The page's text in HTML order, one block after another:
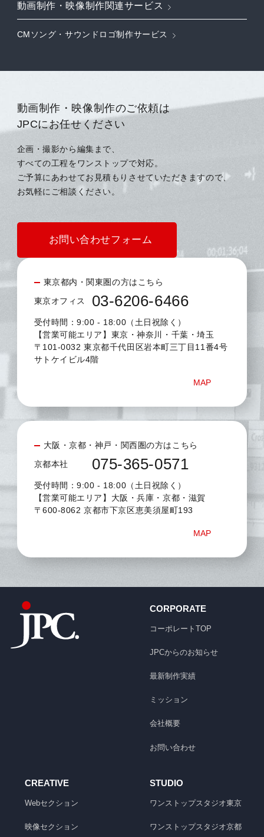
動画制作・映像制作関連サービス
CMソング・サウンドロゴ制作サービス
動画制作・映像制作のご依頼は
JPCにお任せください
企画・撮影から編集まで、
すべての工程をワンストップで対応。
ご予算にあわせてお見積もりさせていただきますので、
お気軽にご相談ください。
お問い合わせフォーム
東京都内・関東圏の方はこちら
東京オフィス 03-6206-6466
受付時間：9:00 - 18:00（土日祝除く）
【営業可能エリア】東京・神奈川・千葉・埼玉
〒101-0032 東京都千代田区岩本町三丁目11番4号
サトケイビル4階
MAP
大阪・京都・神戸・関西圏の方はこちら
京都本社 075-365-0571
受付時間：9:00 - 18:00（土日祝除く）
【営業可能エリア】大阪・兵庫・京都・滋賀
〒600-8062 京都市下京区恵美須屋町193
MAP
CORPORATE
コーポレートTOP
JPCからのお知らせ
最新制作実績
ミッション
会社概要
お問い合わせ
CREATIVE
Webセクション
映像セクション
STUDIO
ワンストップスタジオ東京
ワンストップスタジオ京都